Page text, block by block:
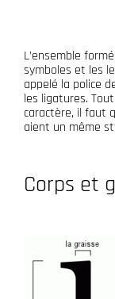
L’ensemble
symboles et les
appelé la police
les ligatures.
caractère, il faut
aient un même
Corps et